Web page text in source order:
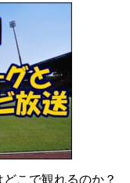
こで観れるのか？